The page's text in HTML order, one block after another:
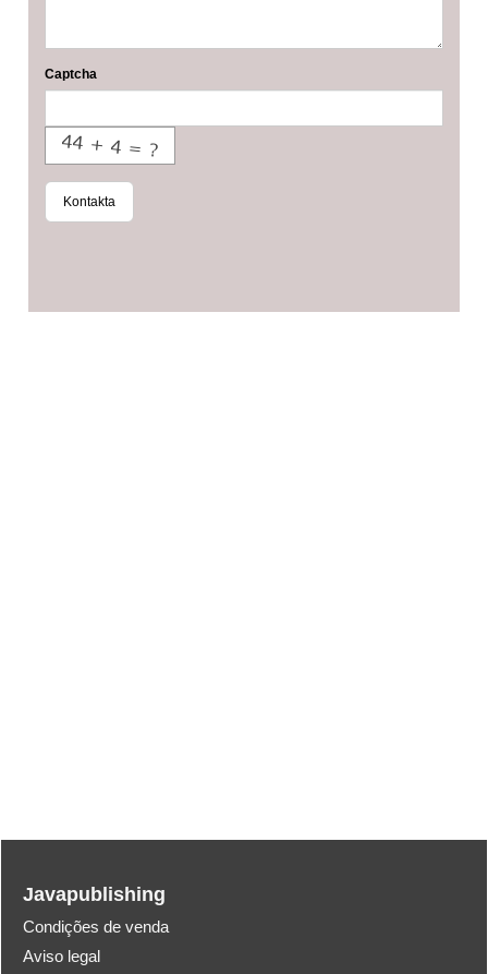
Captcha
Kontakta
Javapublishing
Condições de venda
Aviso legal